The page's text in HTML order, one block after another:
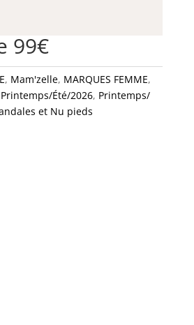
99€
, Mam'zelle, MARQUES FEMME,
Printemps/Été/2026, Printemps/
et Nu pieds